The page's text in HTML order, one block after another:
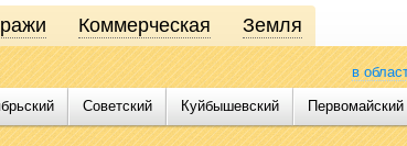
от агентств, собственников, инвесторов и
предложениями Likado.ru, чтобы сэкономить время и
Коммерческая Земля
в
Советский Куйбышевский Первомайский